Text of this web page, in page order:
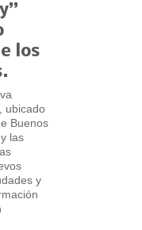
los
ubicado
Buenos
las
y